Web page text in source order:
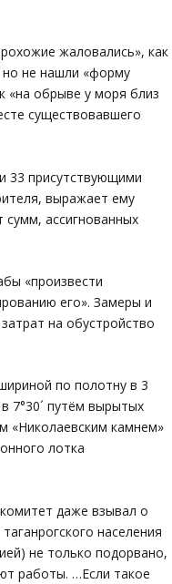
жаловались», как
но не нашли «форму
«на обрыве у моря близ
существовавшего
33 присутствующими
выражает ему
сумм, ассигнованных
«произвести
его». Замеры и
на обустройство
по полотну в 3
7°30´ путём вырытых
«Николаевским камнем»
лотка
даже взывал о
населения
не только подорвано,
работы. …Если такое